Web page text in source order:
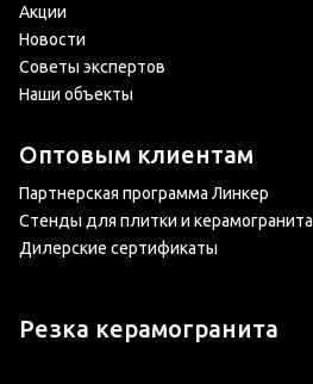
Акции
Новости
Советы экспертов
Наши объекты
Оптовым клиентам
Партнерская программа Линкер
Стенды для плитки и керамогранита
Дилерские сертификаты
Резка керамогранита